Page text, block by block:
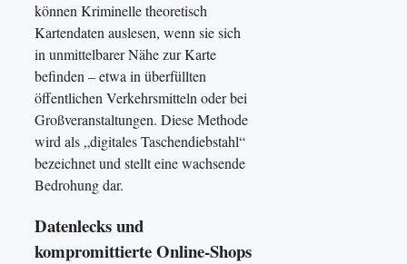
können Kriminelle theoretisch
Kartendaten auslesen, wenn sie sich
in unmittelbarer Nähe zur Karte
befinden – etwa in überfüllten
öffentlichen Verkehrsmitteln oder bei
Großveranstaltungen. Diese Methode
wird als „digitales Taschendiebstahl“
bezeichnet und stellt eine wachsende
Bedrohung dar.
Datenlecks und
kompromittierte Online-Shops